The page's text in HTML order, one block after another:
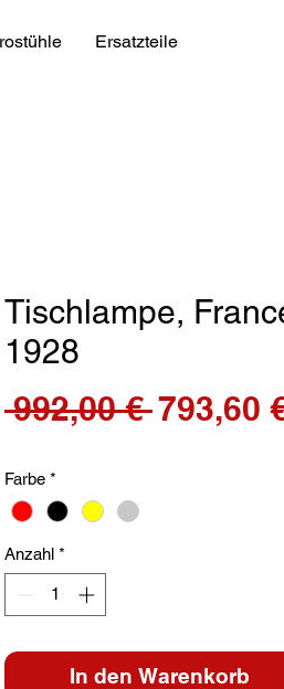
Ersatzteile
Tischlampe,
1928
992,00 € 793,60
Farbe *
Anzahl *
In den Warenkorb